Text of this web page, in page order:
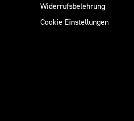
Widerrufsbelehrung
Cookie Einstellungen